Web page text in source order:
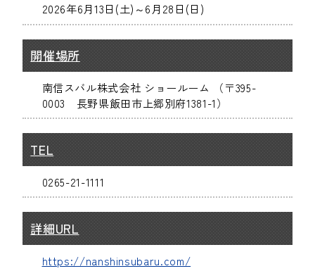
2026年6月13日(土)～6月28日(日)
開催場所
南信スバル株式会社 ショールーム （〒395-
0003 長野県飯田市上郷別府1381-1）
TEL
0265-21-1111
詳細URL
https://nanshinsubaru.com/